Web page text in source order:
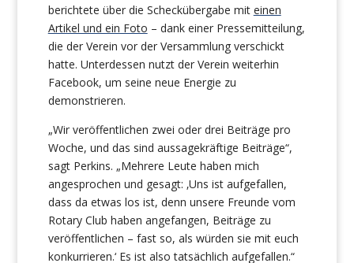
berichtete über die Scheckübergabe mit einen
Artikel und ein Foto – dank einer Pressemitteilung,
die der Verein vor der Versammlung verschickt
hatte. Unterdessen nutzt der Verein weiterhin
Facebook, um seine neue Energie zu
demonstrieren.
„Wir veröffentlichen zwei oder drei Beiträge pro
Woche, und das sind aussagekräftige Beiträge“,
sagt Perkins. „Mehrere Leute haben mich
angesprochen und gesagt: ‚Uns ist aufgefallen,
dass da etwas los ist, denn unsere Freunde vom
Rotary Club haben angefangen, Beiträge zu
veröffentlichen – fast so, als würden sie mit euch
konkurrieren.‘ Es ist also tatsächlich aufgefallen.“